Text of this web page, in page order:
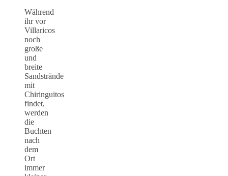
Während
ihr vor
Villaricos
noch
große
und
breite
Sandstrände
mit
Chiringuitos
findet,
werden
die
Buchten
nach
dem
Ort
immer